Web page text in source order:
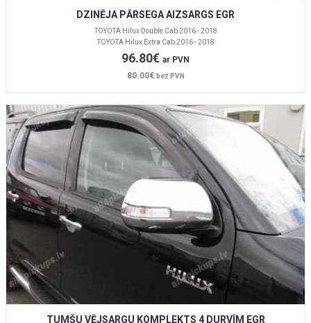
DZINĒJA PĀRSEGA AIZSARGS EGR
TOYOTA Hilux Double Cab 2016 - 2018
TOYOTA Hilux Extra Cab 2016 - 2018
96.80€ ar PVN
80.00€ bez PVN
TUMŠU VĒJSARGU KOMPLEKTS 4 DURVĪM EGR